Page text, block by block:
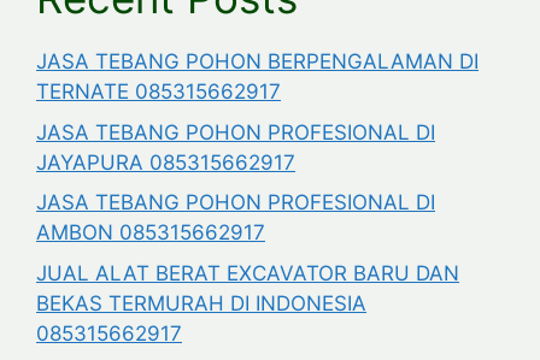
JASA TEBANG POHON BERPENGALAMAN DI
TERNATE 085315662917
JASA TEBANG POHON PROFESIONAL DI
JAYAPURA 085315662917
JASA TEBANG POHON PROFESIONAL DI
AMBON 085315662917
JUAL ALAT BERAT EXCAVATOR BARU DAN
BEKAS TERMURAH DI INDONESIA
085315662917